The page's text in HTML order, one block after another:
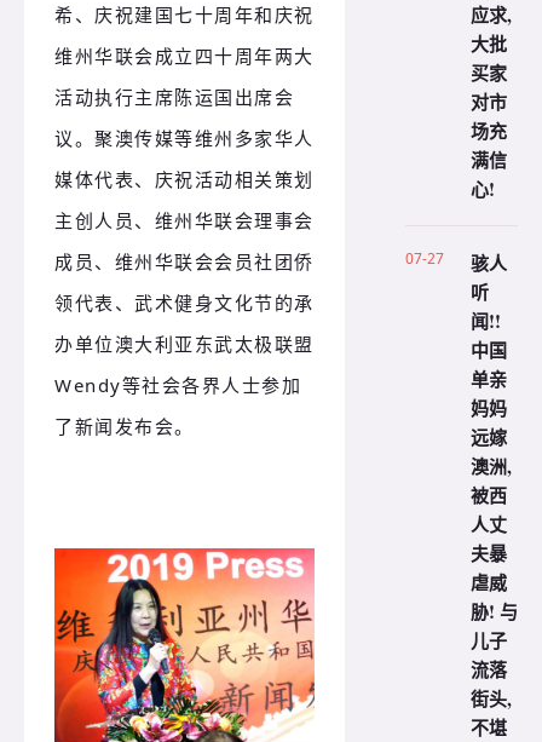
希、庆祝建国七十周年和庆祝
维州华联会成立四十周年两大
活动执行主席陈运国出席会
议。 聚澳传媒等维州多家华人
媒体代表、庆祝活动相关策划
主创人员、维州华联会理事会
成员、维州华联会会员社团侨
领代表、武术健身文化节的承
办单位澳大利亚东武太极联盟
Wendy等社会各界人士参加
了新闻发布会。
应求,
大批
买家
对市
场充
满信
心!
07-27
骇人
听
闻!!
中国
单亲
妈妈
远嫁
澳洲,
被西
人丈
夫暴
虐威
胁! 与
儿子
流落
街头,
不堪